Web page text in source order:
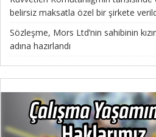
belirsiz maksatla özel bir şirkete
Sözleşme, Mors Ltd’nin sahibinin
adına hazırlandı